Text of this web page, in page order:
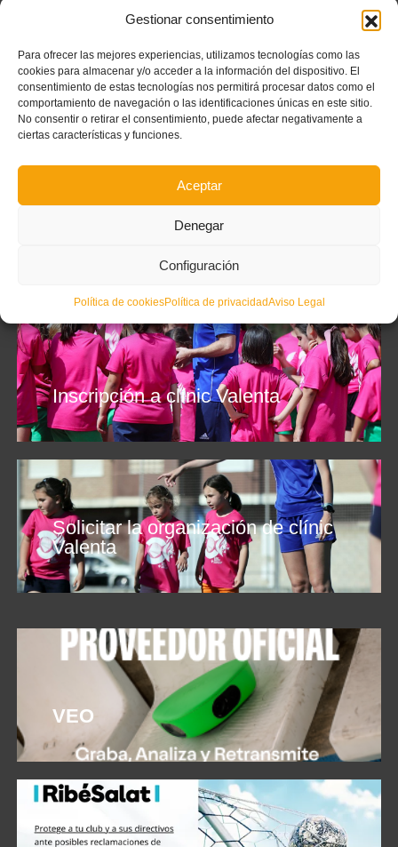
Gestionar consentimiento
Para ofrecer las mejores experiencias, utilizamos tecnologías como las
cookies para almacenar y/o acceder a la información del dispositivo. El
consentimiento de estas tecnologías nos permitirá procesar datos como el
comportamiento de navegación o las identificaciones únicas en este sitio.
No consentir o retirar el consentimiento, puede afectar negativamente a
ciertas características y funciones.
Aceptar
Denegar
Configuración
Política de cookiesPolítica de privacidadAviso Legal
Inscripción a clínic Valenta
Solicitar la organización de clínic
Valenta
VEO